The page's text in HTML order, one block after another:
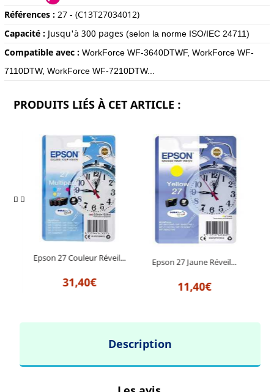
Références : 27 - (C13T27034012)
Capacité : Jusqu'à 300 pages (selon la norme ISO/IEC 24711)
Compatible avec : WorkForce WF-3640DTWF, WorkForce WF-
7110DTW, WorkForce WF-7210DTW...
PRODUITS LIÉS À CET ARTICLE :
Epson 27 Couleur Réveil...
31,40€
Epson 27 Jaune Réveil...
11,40€
Description